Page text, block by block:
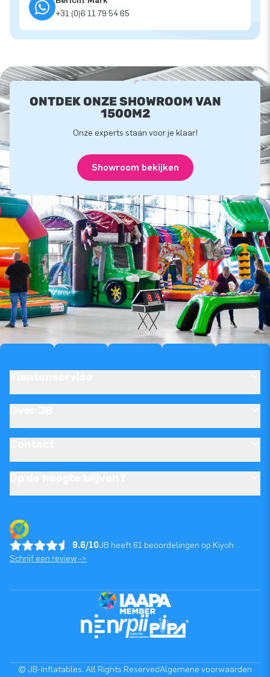
+31 (0)6 11 79 54 65
ONTDEK ONZE SHOWROOM VAN
1500M2
Onze experts staan voor je klaar!
Showroom bekijken
9.6/10JB heeft 61 beoordelingen op Kiyoh
Schrijf een review ->
© JB-Inflatables. All Rights ReservedAlgemene voorwaarden